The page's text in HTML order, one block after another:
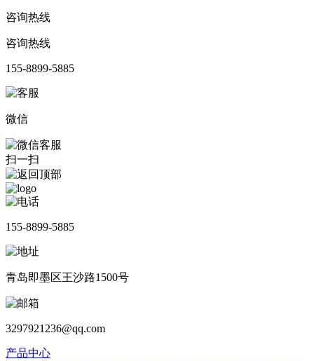
咨询热线
咨询热线
155-8899-5885
微信
扫一扫
155-8899-5885
青岛即墨区王沙路1500号
3297921236@qq.com
产品中心